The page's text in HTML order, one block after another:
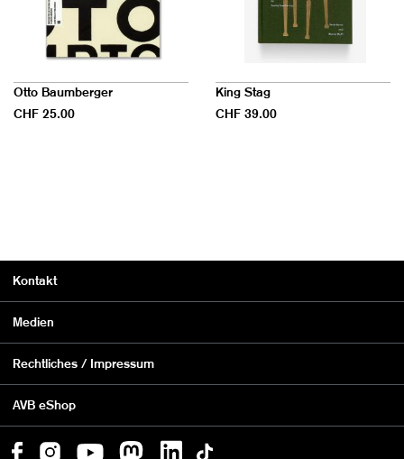
Otto Baumberger
CHF 25.00
King Stag
CHF 39.00
Kontakt
Medien
Rechtliches / Impressum
AVB eShop